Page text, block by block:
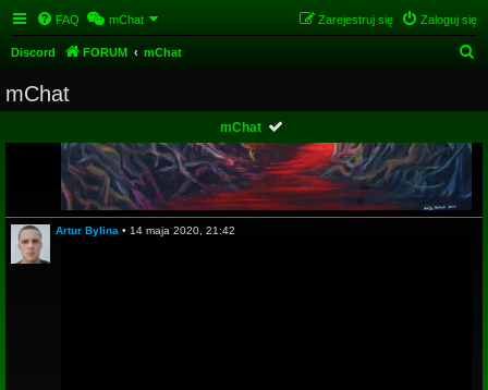
FAQ mChat Zaloguj się
Zarejestruj się
Discord FORUM mChat
mChat
mChat
Artur Bylina • 14 maja 2020, 21:42